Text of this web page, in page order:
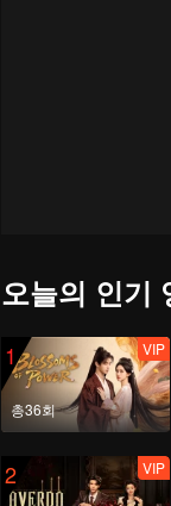
오늘의 인기
1
총36회
VIP
2 VIP